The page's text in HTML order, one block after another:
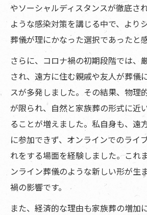
やソーシャルディスタンスが徹底さ
ような感染対策を講じる中で、より
葬儀が理にかなった選択であったと
さらに、コロナ禍の初期段階では、
され、遠方に住む親戚や友人が葬儀
スが多発しました。その結果、物理
が限られ、自然と家族葬の形式に近
ることが増えました。私自身も、遠
に参加できず、オンラインでのライ
れをする場面を経験しました。これ
ンライン葬儀のような新しい形が生
禍の影響です。
また、経済的な理由も家族葬の増加